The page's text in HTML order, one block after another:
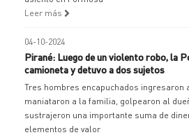
Leer más
04-10-2024
Pirané: Luego de un violento robo, la
camioneta y detuvo a dos sujetos
Tres hombres encapuchados ingresaron
maniataron a la familia, golpearon al
sustrajeron una importante suma de
elementos de valor